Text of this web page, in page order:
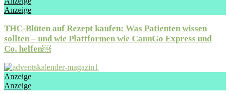
Anzeige
THC-Blüten auf Rezept kaufen: Was Patienten wissen
sollten – und wie Plattformen wie CannGo Express und
Co. helfen￼
Anzeige
Anzeige